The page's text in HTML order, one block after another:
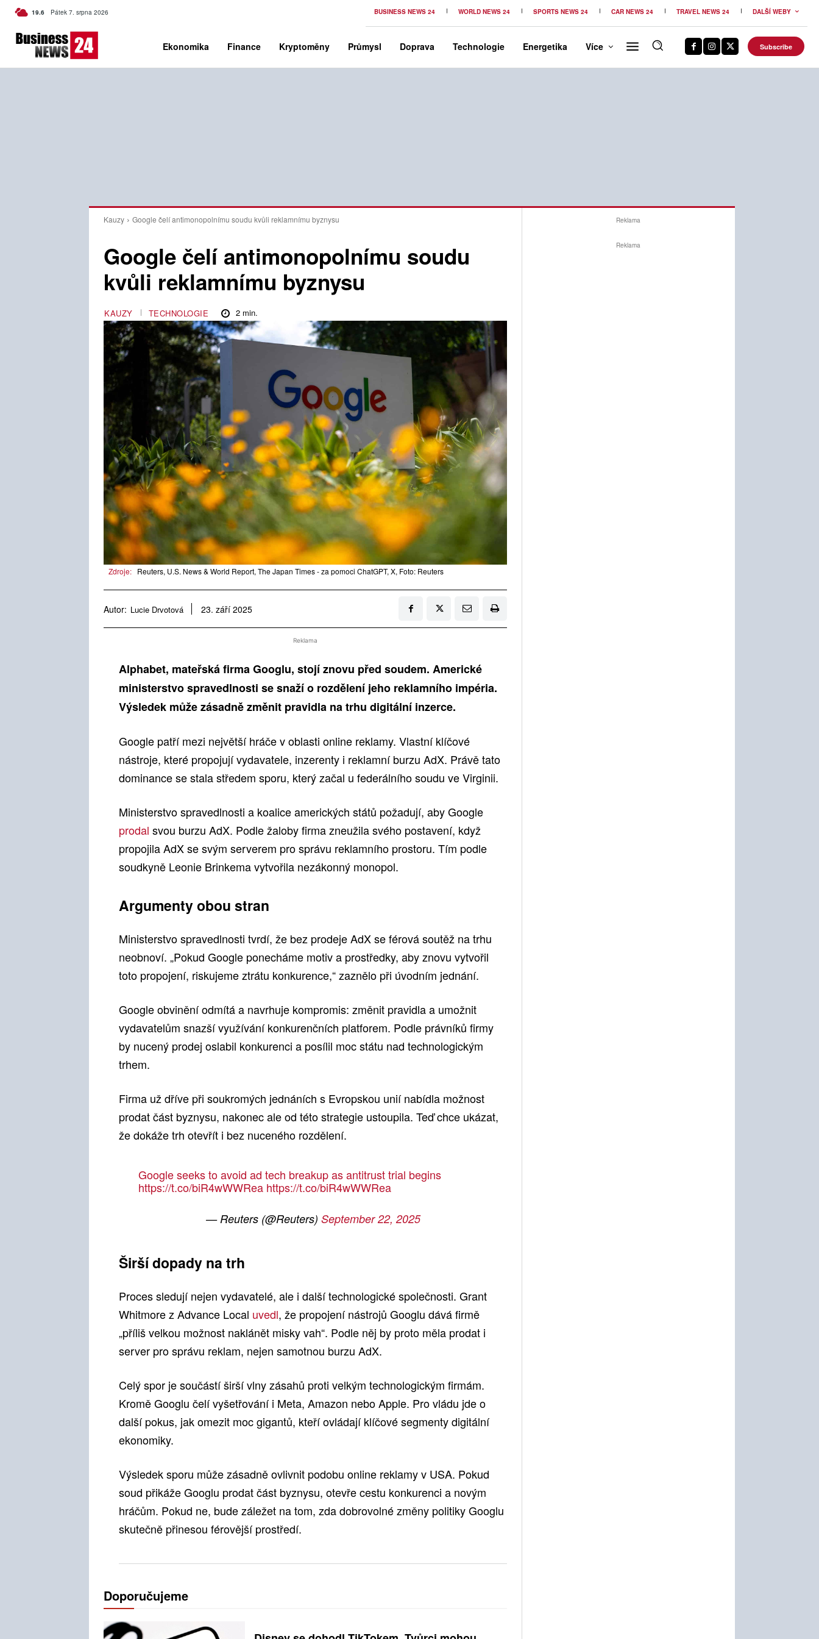
19.6 C Czech
Pátek 7. srpna 2026 BUSINESS NEWS 24 WORLD NEWS 24 SPORTS NEWS 24 CAR NEWS 24 TRAVEL NEWS 24 DALŠÍ WEBY
Ekonomika Finance Kryptoměny Průmysl Doprava Technologie Energetika Více Subscribe
Kauzy Google čelí antimonopolnímu soudu kvůli reklamnímu byznysu
Google čelí antimonopolnímu soudu
kvůli reklamnímu byznysu
KAUZY TECHNOLOGIE 2 min.
Zdroje: Reuters, U.S. News & World Report, The Japan Times - za pomoci ChatGPT, X, Foto: Reuters
Autor: Lucie Drvotová 23. září 2025
Reklama
Alphabet, mateřská firma Googlu, stojí znovu před soudem. Americké
ministerstvo spravedlnosti se snaží o rozdělení jeho reklamního impéria.
Výsledek může zásadně změnit pravidla na trhu digitální inzerce.
Google patří mezi největší hráče v oblasti online reklamy. Vlastní klíčové
nástroje, které propojují vydavatele, inzerenty i reklamní burzu AdX. Právě tato
dominance se stala středem sporu, který začal u federálního soudu ve Virginii.
Ministerstvo spravedlnosti a koalice amerických států požadují, aby Google
prodal svou burzu AdX. Podle žaloby firma zneužila svého postavení, když
propojila AdX se svým serverem pro správu reklamního prostoru. Tím podle
soudkyně Leonie Brinkema vytvořila nezákonný monopol.
Argumenty obou stran
Ministerstvo spravedlnosti tvrdí, že bez prodeje AdX se férová soutěž na trhu
neobnoví. „Pokud Google ponecháme motiv a prostředky, aby znovu vytvořil
toto propojení, riskujeme ztrátu konkurence,“ zaznělo při úvodním jednání.
Google obvinění odmítá a navrhuje kompromis: změnit pravidla a umožnit
vydavatelům snazší využívání konkurenčních platforem. Podle právníků firmy
by nucený prodej oslabil konkurenci a posílil moc státu nad technologickým
trhem.
Firma už dříve při soukromých jednáních s Evropskou unií nabídla možnost
prodat část byznysu, nakonec ale od této strategie ustoupila. Teď chce ukázat,
že dokáže trh otevřít i bez nuceného rozdělení.
Google seeks to avoid ad tech breakup as antitrust trial begins
https://t.co/biR4wWWRea https://t.co/biR4wWWRea
— Reuters (@Reuters) September 22, 2025
Širší dopady na trh
Proces sledují nejen vydavatelé, ale i další technologické společnosti. Grant
Whitmore z Advance Local uvedl, že propojení nástrojů Googlu dává firmě
„příliš velkou možnost naklánět misky vah“. Podle něj by proto měla prodat i
server pro správu reklam, nejen samotnou burzu AdX.
Celý spor je součástí širší vlny zásahů proti velkým technologickým firmám.
Kromě Googlu čelí vyšetřování i Meta, Amazon nebo Apple. Pro vládu jde o
další pokus, jak omezit moc gigantů, kteří ovládají klíčové segmenty digitální
ekonomiky.
Výsledek sporu může zásadně ovlivnit podobu online reklamy v USA. Pokud
soud přikáže Googlu prodat část byznysu, otevře cestu konkurenci a novým
hráčům. Pokud ne, bude záležet na tom, zda dobrovolné změny politiky Googlu
skutečně přinesou férovější prostředí.
Doporučujeme
Reklama
Reklama